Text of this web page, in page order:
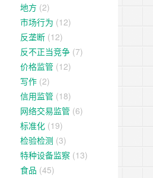
地方 (2)
市场行为 (12)
反垄断 (12)
反不正当竞争 (7)
价格监管 (12)
写作 (2)
信用监管 (18)
网络交易监管 (6)
标准化 (19)
检验检测 (3)
特种设备监察 (13)
食品 (45)